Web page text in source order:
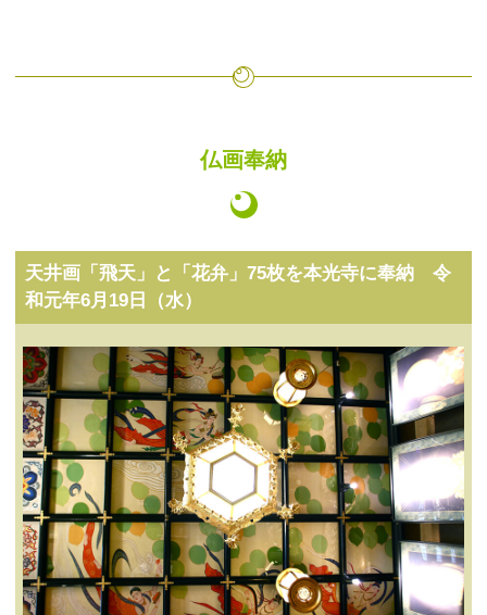
仏画奉納
天井画「飛天」と「花弁」75枚を本光寺に奉納 令
和元年6月19日（水）